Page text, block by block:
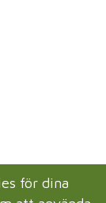
för dina